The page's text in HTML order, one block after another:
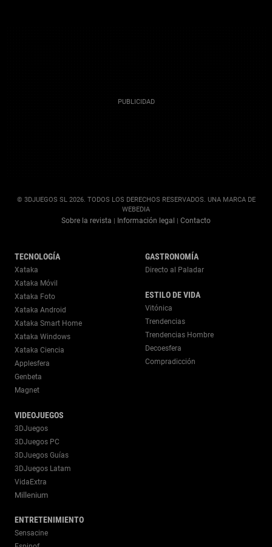
© 3DJUEGOS SL 2026. TODOS LOS DERECHOS RESERVADOS. UNA MARCA DE
WEBEDIA
Sobre la revista | Información legal | Contacto
TECNOLOGÍA
Xataka
Xataka Móvil
Xataka Foto
Xataka Android
Xataka Smart Home
Xataka Windows
Xataka Ciencia
Applesfera
Genbeta
Magnet
VIDEOJUEGOS
3DJuegos
3DJuegos PC
3DJuegos Guías
3DJuegos Latam
VidaExtra
Millenium
ENTRETENIMIENTO
Sensacine
GASTRONOMÍA
Directo al Paladar
ESTILO DE VIDA
Vitónica
Trendencias
Trendencias Hombre
Decoesfera
Compradicción